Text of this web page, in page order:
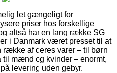
let gængeligt for
priser hos forskellige
altså har en lang række SG
i Danmark været presset til at
række af deres varer – til børn
til mænd og kvinder – enormt,
levering uden gebyr.